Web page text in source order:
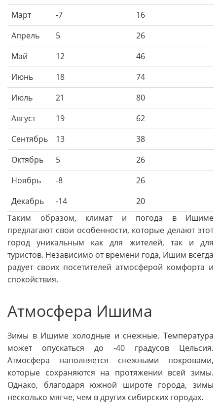
Март
-7
16
Апрель
5
26
Май
12
46
Июнь
18
74
Июль
21
80
Август
19
62
Сентябрь
13
38
Октябрь
5
26
Ноябрь
-8
26
Декабрь
-14
20
Таким образом, климат и погода в Ишиме
предлагают свои особенности, которые делают этот
город уникальным как для жителей, так и для
туристов. Независимо от времени года, Ишим всегда
радует своих посетителей атмосферой комфорта и
спокойствия.
Атмосфера Ишима
Зимы в Ишиме холодные и снежные. Температура
может опускаться до -40 градусов Цельсия.
Атмосфера наполняется снежными покровами,
которые сохраняются на протяжении всей зимы.
Однако, благодаря южной широте города, зимы
несколько мягче, чем в других сибирских городах.